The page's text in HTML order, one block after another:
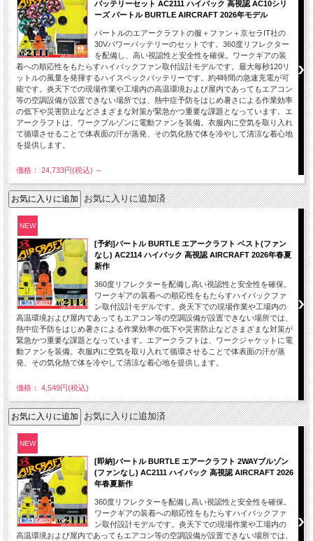
バッテリーセット AC2111 ハイバック 高視認 AC10シリ
ーズ バートル BURTLE AIRCRAFT 2026年モデル
バートルのエアークラフトの服＋ファン＋京セラIT社の
30Vパワーバッテリーのセットです。360度リフレクター
を配備し、高い視認性と安全性を確保。ワークギアの装
着への順応性をもたらすハイバックファン取付設計モデルです。最大毎秒120リ
ットルの風量を発揮するハイスペックバッテリーです。約4時間の急速充電が可
能です。炎天下での現場作業や工場内の高温環境および屋内であってもエアコン
等の空調設備が設置できない場所では、熱中症予防をはじめ暑さによる作業効率
の低下や災害防止などさまざまな対策が緊急かつ重要な課題となっています。エ
アークラフトは、ワークブルゾンに電動ファンを装備。衣服内に空気を取り入れ
て循環させることで体表面の汗が蒸発、その気化熱で体を冷やして清涼な着心地
を提供します。
価格： 24,733円(税込) ～
お気に入りに追加済
NEW
[予約]バートル BURTLE エアークラフト ベスト(ファン
なし) AC2114 ハイバック 高視認 AIRCRAFT 2026年春夏
新作
360度リフレクターを配備し高い視認性と安全性を確保。
ワークギアの装着への順応性をもたらすハイバックファ
ン取付設計モデルです。炎天下での現場作業や工場内の
高温環境および屋内であってもエアコン等の空調設備が設置できない場所では、
熱中症予防をはじめ暑さによる作業効率の低下や災害防止などさまざまな対策が
緊急かつ重要な課題となっています。エアークラフトは、ワークジャケットに電
動ファンを装備。衣服内に空気を取り入れて循環させることで体表面の汗が蒸
発、その気化熱で体を冷やして清涼な着心地を提供します。
価格： 4,549円(税込)
お気に入りに追加済
NEW
[即納]バートル BURTLE エアークラフト 2WAYブルゾン
(ファンなし) AC2111 ハイバック 高視認 AIRCRAFT 2026
年春夏新作
360度リフレクターを配備し高い視認性と安全性を確保。
ワークギアの装着への順応性をもたらすハイバックファ
ン取付設計モデルです。炎天下での現場作業や工場内の
高温環境および屋内であってもエアコン等の空調設備が設置できない場所では、